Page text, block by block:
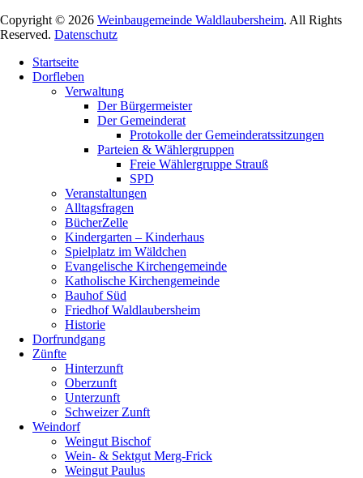
Copyright © 2026 Weinbaugemeinde Waldlaubersheim. All Rights
Reserved. Datenschutz
oben
scrollen
Startseite
Dorfleben
Verwaltung
Der Bürgermeister
Der Gemeinderat
Protokolle der Gemeinderatssitzungen
Parteien & Wählergruppen
Freie Wählergruppe Strauß
SPD
Veranstaltungen
Alltagsfragen
BücherZelle
Kindergarten – Kinderhaus
Spielplatz im Wäldchen
Evangelische Kirchengemeinde
Katholische Kirchengemeinde
Bauhof Süd
Friedhof Waldlaubersheim
Historie
Dorfrundgang
Zünfte
Hinterzunft
Oberzunft
Unterzunft
Schweizer Zunft
Weindorf
Weingut Bischof
Wein- & Sektgut Merg-Frick
Weingut Paulus